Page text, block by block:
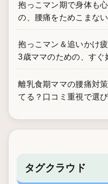
抱っこマン期で身体も
の、腰痛をためこまな
抱っこマン＆追いかけ
3歳ママのための、すぐ
離乳食期ママの腰痛対
てる？口コミ重視で選
タグクラウド